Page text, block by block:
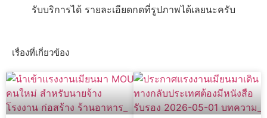
รับบริการได้ รายละเอียดกดที่รูปภาพได้เลยนะครับ
เรื่องที่เกี่ยวข้อง